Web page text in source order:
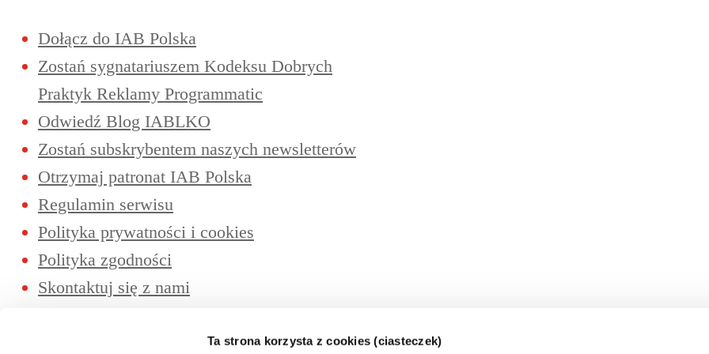
Ta strona korzysta z cookies (ciasteczek)
Dołącz do IAB Polska
Zostań sygnatariuszem Kodeksu Dobrych
Praktyk Reklamy Programmatic
Odwiedź Blog IABLKO
Zostań subskrybentem naszych newsletterów
Otrzymaj patronat IAB Polska
Regulamin serwisu
Polityka prywatności i cookies
Polityka zgodności
Skontaktuj się z nami